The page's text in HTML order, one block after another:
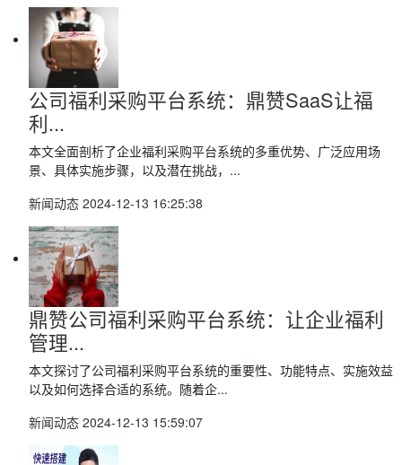
公司福利采购平台系统：鼎赞SaaS让福
利...
本文全面剖析了企业福利采购平台系统的多重优势、广泛应用场
景、具体实施步骤，以及潜在挑战，...
新闻动态 2024-12-13 16:25:38
鼎赞公司福利采购平台系统：让企业福利
管理...
本文探讨了公司福利采购平台系统的重要性、功能特点、实施效益
以及如何选择合适的系统。随着企...
新闻动态 2024-12-13 15:59:07